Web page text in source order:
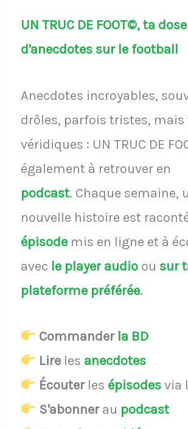
UN TRUC DE FOOT©, ta dose
d'anecdotes sur le football
Anecdotes incroyables,
drôles, parfois tristes,
véridiques : UN TRUC DE
également à retrouver en
podcast. Chaque semaine,
nouvelle histoire est
épisodemis en ligne et à
avec le player audio ou sur
plateforme préférée.
Commander la BD
Lireles anecdotes
Écouterles épisodesvia
S'abonnerau podcast